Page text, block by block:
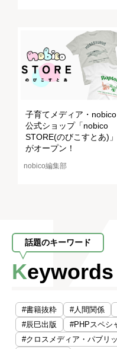
子育てメディア・nobico
公式ショップ「nobico
STORE(のびこすとあ)」
がオープン！
nobico編集部
話題のキーワード
Keywords
#書籍抜粋 #人間関係
#辰巳出版
#PHPスペシ
#クロスメディア・パブリ